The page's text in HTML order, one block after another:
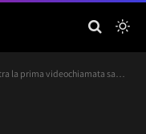
videochiamata satellitare direct to cell su smartphone